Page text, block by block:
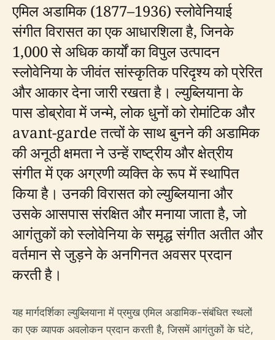
एमिल अडामिक (1877–1936) स्लोवेनियाई
संगीत विरासत का एक आधारशिला है, जिनके
1,000 से अधिक कार्यों का विपुल उत्पादन
स्लोवेनिया के जीवंत सांस्कृतिक परिदृश्य को प्रेरित
और आकार देना जारी रखता है। ल्युब्लियाना के
पास डोब्रोवा में जन्मे, लोक धुनों को रोमांटिक और
avant-garde तत्वों के साथ बुनने की अडामिक
की अनूठी क्षमता ने उन्हें राष्ट्रीय और क्षेत्रीय
संगीत में एक अग्रणी व्यक्ति के रूप में स्थापित
किया है। उनकी विरासत को ल्युब्लियाना और
उसके आसपास संरक्षित और मनाया जाता है, जो
आगंतुकों को स्लोवेनिया के समृद्ध संगीत अतीत और
वर्तमान से जुड़ने के अनगिनत अवसर प्रदान
करती है।
यह मार्गदर्शिका ल्युब्लियाना में प्रमुख एमिल अडामिक-संबंधित स्थलों
का एक व्यापक अवलोकन प्रदान करती है, जिसमें आगंतुकों के घंटे,